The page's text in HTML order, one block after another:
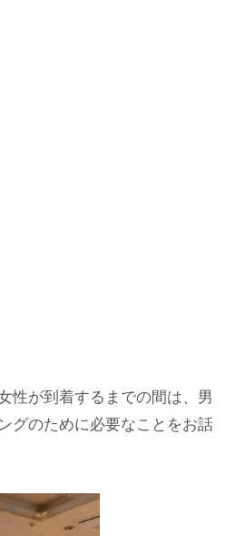
性が到着するまでの間は、男
グのために必要なことをお話